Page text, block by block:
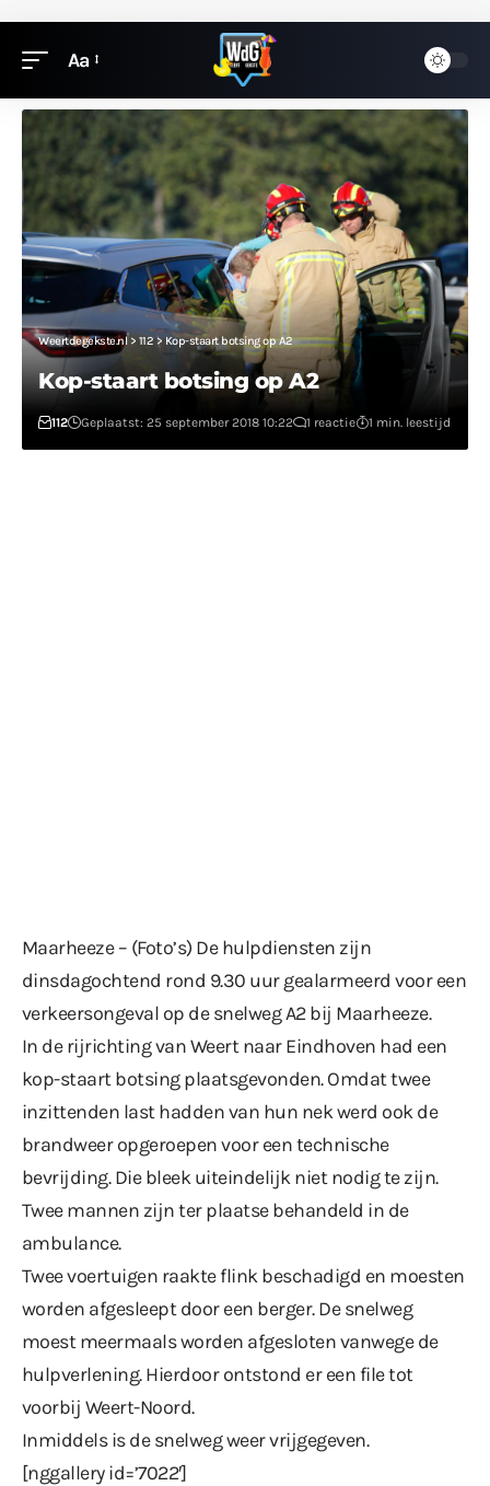
Aa
Weertdegekste.nl> 112>Kop-staart botsing op A2
Kop-staart botsing op A2
112 Geplaatst: 25 september 2018 10:22 1 reactie 1 min. leestijd
Maarheeze – (Foto’s) De hulpdiensten zijn
dinsdagochtend rond 9.30 uur gealarmeerd voor een
verkeersongeval op de snelweg A2 bij Maarheeze.
In de rijrichting van Weert naar Eindhoven had een
kop-staart botsing plaatsgevonden. Omdat twee
inzittenden last hadden van hun nek werd ook de
brandweer opgeroepen voor een technische
bevrijding. Die bleek uiteindelijk niet nodig te zijn.
Twee mannen zijn ter plaatse behandeld in de
ambulance.
Twee voertuigen raakte flink beschadigd en moesten
worden afgesleept door een berger. De snelweg
moest meermaals worden afgesloten vanwege de
hulpverlening. Hierdoor ontstond er een file tot
voorbij Weert-Noord.
Inmiddels is de snelweg weer vrijgegeven.
[nggallery id=’7022′]